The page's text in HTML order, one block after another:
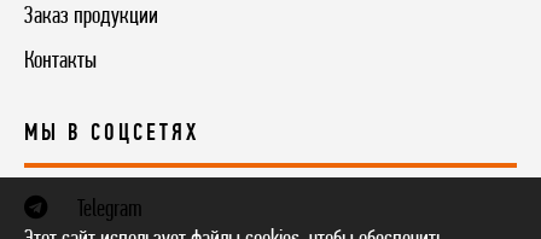
Заказ продукции
Контакты
МЫ В СОЦСЕТЯХ
Telegram